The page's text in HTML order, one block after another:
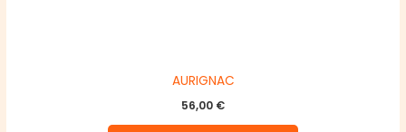
AURIGNAC
56,00 €